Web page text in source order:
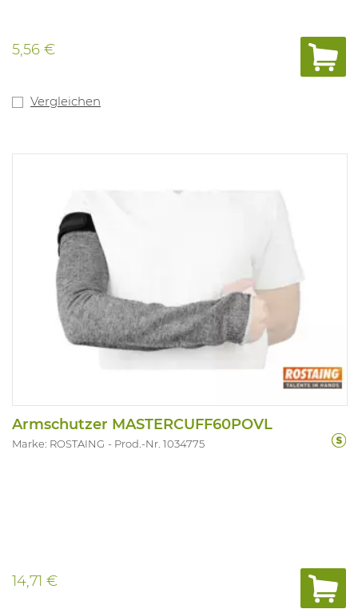
5,56 €
Vergleichen
Armschutzer MASTERCUFF60POVL
Marke: ROSTAING Prod.-Nr. 1034775
14,71 €